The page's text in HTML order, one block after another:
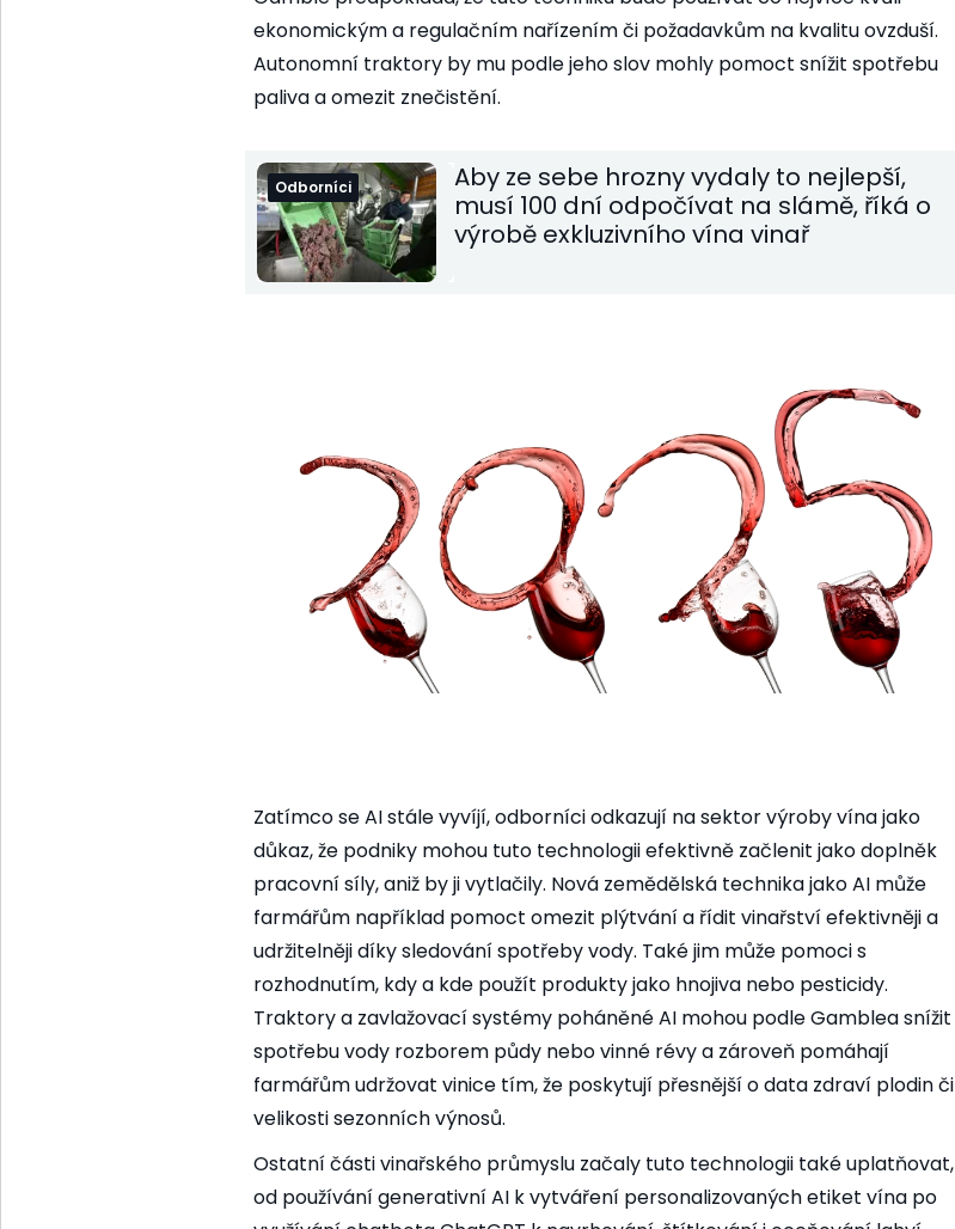
ekonomickým a regulačním nařízením či požadavkům na kvalitu ovzduší.
Autonomní traktory by mu podle jeho slov mohly pomoct snížit spotřebu
paliva a omezit znečistění.
Odborníci
Aby ze sebe hrozny vydaly to nejlepší,
musí 100 dní odpočívat na slámě, říká o
výrobě exkluzivního vína vinař
Zatímco se AI stále vyvíjí, odborníci odkazují na sektor výroby vína jako
důkaz, že podniky mohou tuto technologii efektivně začlenit jako doplněk
pracovní síly, aniž by ji vytlačily. Nová zemědělská technika jako AI může
farmářům například pomoct omezit plýtvání a řídit vinařství efektivněji a
udržitelněji díky sledování spotřeby vody. Také jim může pomoci s
rozhodnutím, kdy a kde použít produkty jako hnojiva nebo pesticidy.
Traktory a zavlažovací systémy poháněné AI mohou podle Gamblea snížit
spotřebu vody rozborem půdy nebo vinné révy a zároveň pomáhají
farmářům udržovat vinice tím, že poskytují přesnější o data zdraví plodin či
velikosti sezonních výnosů.
Ostatní části vinařského průmyslu začaly tuto technologii také uplatňovat,
od používání generativní AI k vytváření personalizovaných etiket vína po